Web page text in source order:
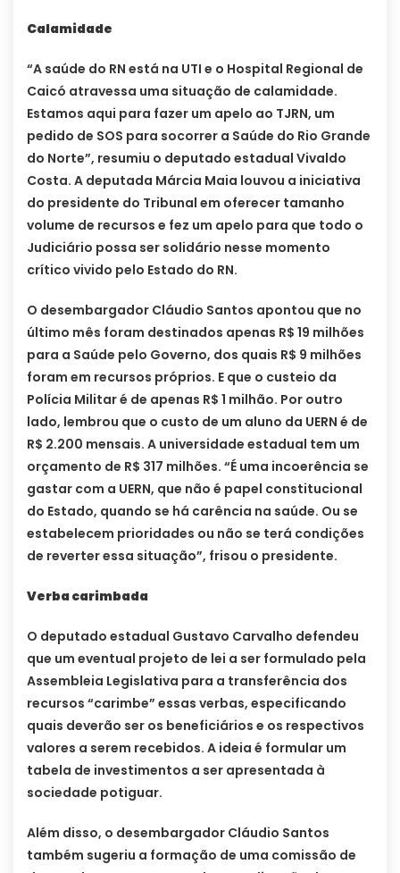
Calamidade
“A saúde do RN está na UTI e o Hospital Regional de
Caicó atravessa uma situação de calamidade.
Estamos aqui para fazer um apelo ao TJRN, um
pedido de SOS para socorrer a Saúde do Rio Grande
do Norte”, resumiu o deputado estadual Vivaldo
Costa. A deputada Márcia Maia louvou a iniciativa
do presidente do Tribunal em oferecer tamanho
volume de recursos e fez um apelo para que todo o
Judiciário possa ser solidário nesse momento
crítico vivido pelo Estado do RN.
O desembargador Cláudio Santos apontou que no
último mês foram destinados apenas R$ 19 milhões
para a Saúde pelo Governo, dos quais R$ 9 milhões
foram em recursos próprios. E que o custeio da
Polícia Militar é de apenas R$ 1 milhão. Por outro
lado, lembrou que o custo de um aluno da UERN é de
R$ 2.200 mensais. A universidade estadual tem um
orçamento de R$ 317 milhões. “É uma incoerência se
gastar com a UERN, que não é papel constitucional
do Estado, quando se há carência na saúde. Ou se
estabelecem prioridades ou não se terá condições
de reverter essa situação”, frisou o presidente.
Verba carimbada
O deputado estadual Gustavo Carvalho defendeu
que um eventual projeto de lei a ser formulado pela
Assembleia Legislativa para a transferência dos
recursos “carimbe” essas verbas, especificando
quais deverão ser os beneficiários e os respectivos
valores a serem recebidos. A ideia é formular um
tabela de investimentos a ser apresentada à
sociedade potiguar.
Além disso, o desembargador Cláudio Santos
também sugeriu a formação de uma comissão de